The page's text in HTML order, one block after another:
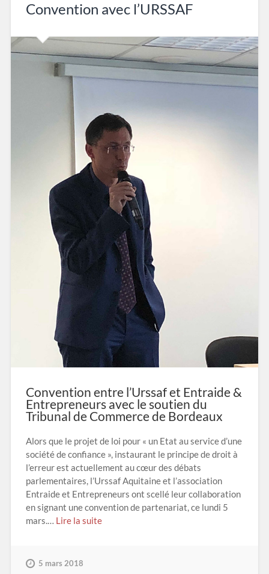
Convention avec l’URSSAF
Convention entre l’Urssaf et Entraide &
Entrepreneurs avec le soutien du
Tribunal de Commerce de Bordeaux
Alors que le projet de loi pour « un Etat au service d’une
société de confiance », instaurant le principe de droit à
l’erreur est actuellement au cœur des débats
parlementaires, l’Urssaf Aquitaine et l’association
Entraide et Entrepreneurs ont scellé leur collaboration
en signant une convention de partenariat, ce lundi 5
mars.… Lire la suite
5 mars 2018